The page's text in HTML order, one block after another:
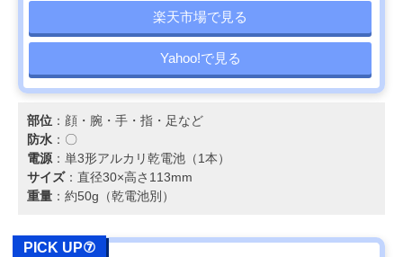
楽天市場で見る
Yahoo!で見る
部位 ：顔・腕・手・指・足など
防水 ：〇
電源：単3形アルカリ乾電池（1本）
サイズ：直径30×高さ113mm
重量 ：約50g（乾電池別）
PICK UP⑦